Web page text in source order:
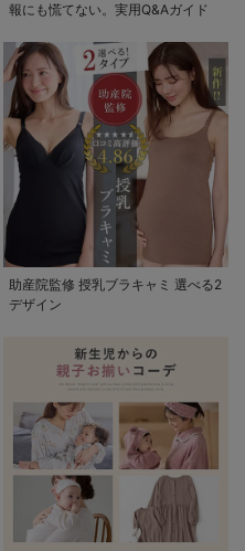
報にも慌てない。実用Q&Aガイド
助産院監修 授乳ブラキャミ 選べる2
デザイン